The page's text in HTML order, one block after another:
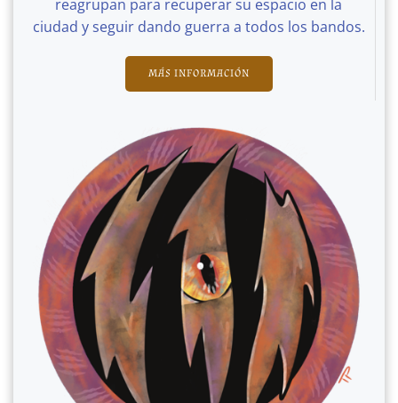
reagrupan para recuperar su espacio en la
ciudad y seguir dando guerra a todos los bandos.
MÁS INFORMACIÓN